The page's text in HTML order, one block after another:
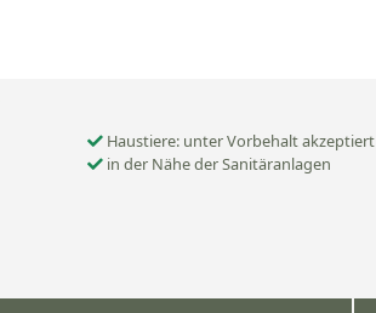
Haustiere: unter Vorbehalt akzeptiert
in der Nähe der Sanitäranlagen